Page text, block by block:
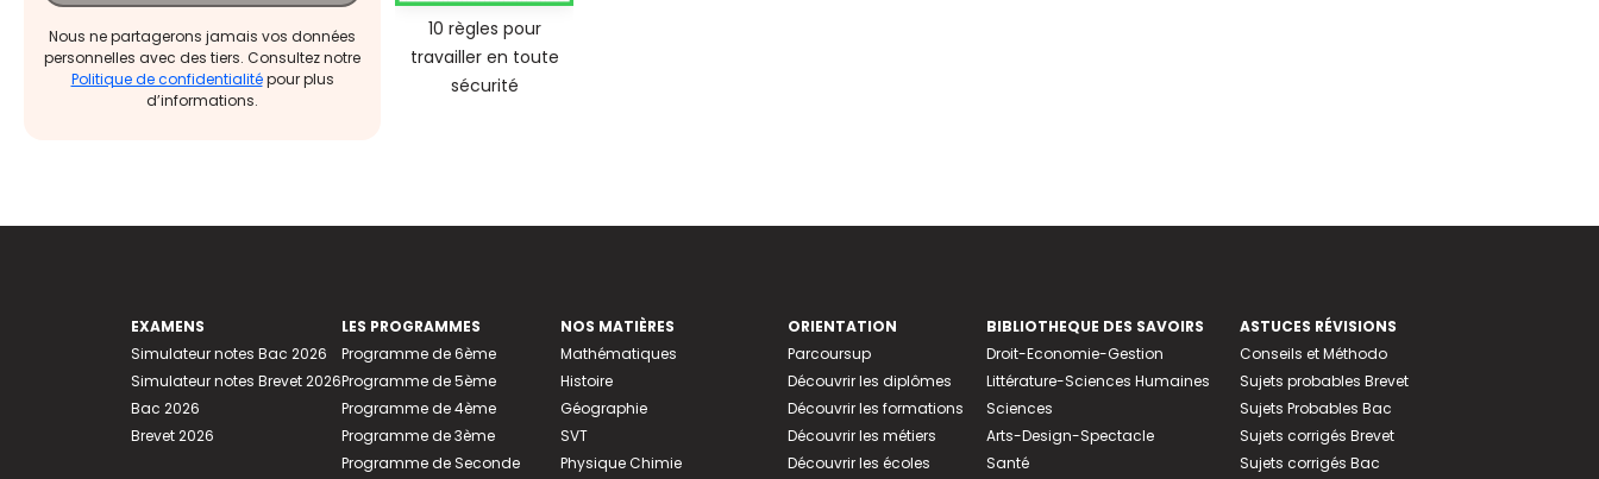
Nous ne partagerons jamais vos données
personnelles avec des tiers. Consultez notre
Politique de confidentialitépour plus
d’informations.
10 règles pour
travailler en toute
sécurité
EXAMENS
Simulateur notes Bac 2026
Simulateur notes Brevet 2026
Bac 2026
Brevet 2026
LES PROGRAMMES
Programme de 6ème
Programme de 5ème
Programme de 4ème
Programme de 3ème
Programme de Seconde
NOS MATIÈRES
Mathématiques
Histoire
Géographie
SVT
Physique Chimie
ORIENTATION
Parcoursup
Découvrir les diplômes
Découvrir les formations
Découvrir les métiers
Découvrir les écoles
BIBLIOTHEQUE DES SAVOIRS
Droit-Economie-Gestion
Littérature-Sciences Humaines
Sciences
Arts-Design-Spectacle
Santé
ASTUCES RÉVISIONS
Conseils et Méthodo
Sujets probables Brevet
Sujets Probables Bac
Sujets corrigés Brevet
Sujets corrigés Bac